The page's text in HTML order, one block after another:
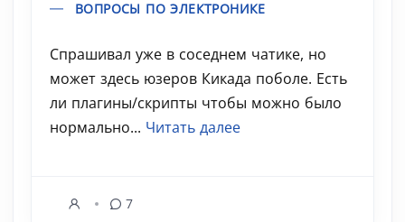
ВОПРОСЫ ПО ЭЛЕКТРОНИКЕ
Спрашивал уже в соседнем чатике, но
может здесь юзеров Кикада поболе. Есть
ли плагины/скрипты чтобы можно было
нормально... Читать далее
7